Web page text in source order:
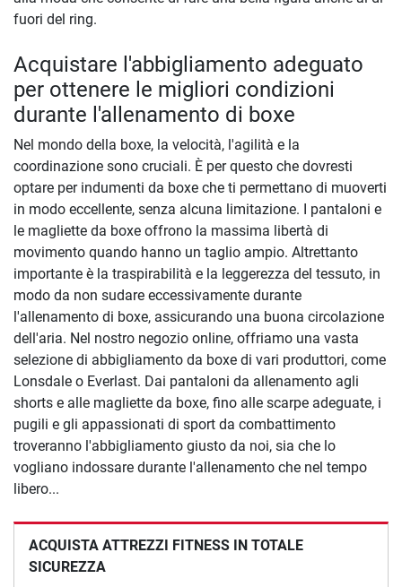
ACQUISTA ATTREZZI FITNESS IN TOTALE
SICUREZZA
fuori del ring.
Acquistare l'abbigliamento adeguato
per ottenere le migliori condizioni
durante l'allenamento di boxe
Nel mondo della boxe, la velocità, l'agilità e la
coordinazione sono cruciali. È per questo che dovresti
optare per indumenti da boxe che ti permettano di muoverti
in modo eccellente, senza alcuna limitazione. I pantaloni e
le magliette da boxe offrono la massima libertà di
movimento quando hanno un taglio ampio. Altrettanto
importante è la traspirabilità e la leggerezza del tessuto, in
modo da non sudare eccessivamente durante
l'allenamento di boxe, assicurando una buona circolazione
dell'aria. Nel nostro negozio online, offriamo una vasta
selezione di abbigliamento da boxe di vari produttori, come
Lonsdale o Everlast. Dai pantaloni da allenamento agli
shorts e alle magliette da boxe, fino alle scarpe adeguate, i
pugili e gli appassionati di sport da combattimento
troveranno l'abbigliamento giusto da noi, sia che lo
vogliano indossare durante l'allenamento che nel tempo
libero...